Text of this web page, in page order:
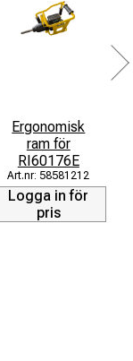
Ergonomisk
ram för
RI60176E
58581212
Logga in för
pris